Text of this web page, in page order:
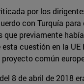
por los
con Turquía
previamente
cuestión en la
común
8 de abril de 2018